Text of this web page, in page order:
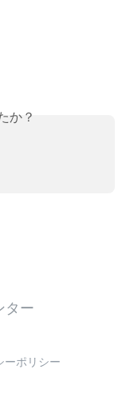
か？
ーポリシー